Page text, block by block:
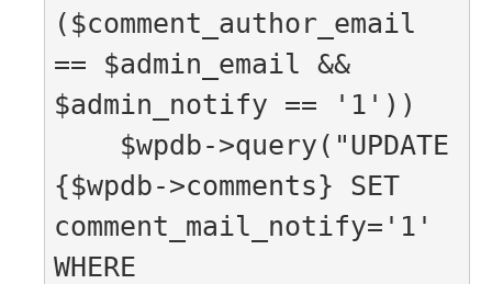
($comment_author_email
== $admin_email &&
$admin_notify == '1'))
{$wpdb->comments} SET
comment_mail_notify='1'
WHERE